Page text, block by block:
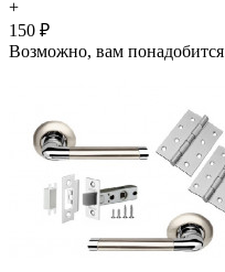
+
150 ₽
Возможно, вам понадобится